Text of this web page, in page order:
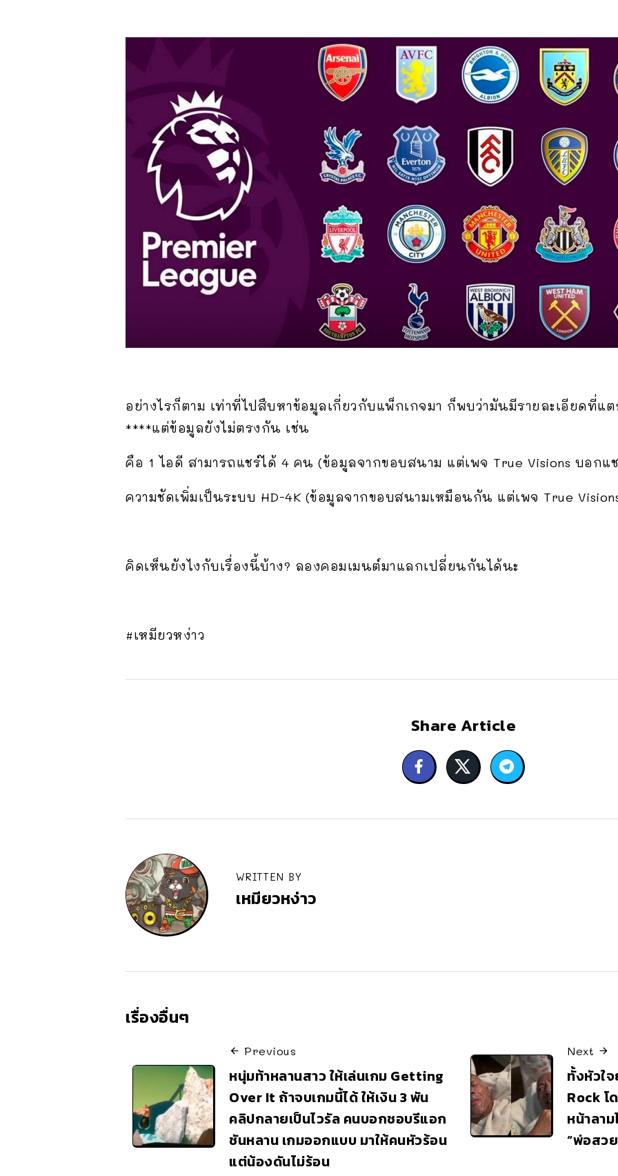
อย่างไรก็ตาม เท่าที่ไปสืบหาข้อมูลเกี่ยวกับแพ็กเกจมา ก็พบว่ามันมีรายละเอียดที่
****แต่ข้อมูลยังไม่ตรงกัน เช่น
คือ 1 ไอดี สามารถแชร์ได้ 4 คน (ข้อมูลจากขอบสนาม แต่เพจ True Visions บอกแ
ความชัดเพิ่มเป็นระบบ HD-4K (ข้อมูลจากขอบสนามเหมือนกัน แต่เพจ True
คิดเห็นยังไงกับเรื่องนี้บ้าง? ลองคอมเมนต์มาแลกเปลี่ยนกันได้นะ
#เหมียวหง่าว
Share Article
WRITTEN BY
เหมียวหง่าว
เรื่องอื่นๆ
Previous
หนุ่มท้าหลานสาว ให้เล่นเกม Getting
Over It ถ้าจบเกมนี้ได้ ให้เงิน 3 พัน
คลิปกลายเป็นไวรัล คนบอกชอบรีแอก
ชันหลาน เกมออกแบบ มาให้คนหัวร้อน
แต่น้องดันไม่ร้อน
Next
ทั้งหัวใ
Rock โ
หน้าลา
“พ่อสว